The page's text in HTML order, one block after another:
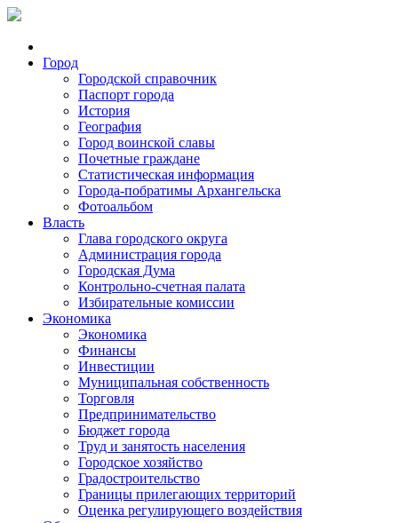
Город
Городской справочник
Паспорт города
История
География
Город воинской славы
Почетные граждане
Статистическая информация
Города-побратимы Архангельска
Фотоальбом
Власть
Глава городского округа
Администрация города
Городская Дума
Контрольно-счетная палата
Избирательные комиссии
Экономика
Экономика
Финансы
Инвестиции
Муниципальная собственность
Торговля
Предпринимательство
Бюджет города
Труд и занятость населения
Городское хозяйство
Градостроительство
Границы прилегающих территорий
Оценка регулирующего воздействия